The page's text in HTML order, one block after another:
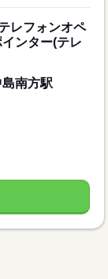
レフォンオペ
ンター(テレ
南方駅